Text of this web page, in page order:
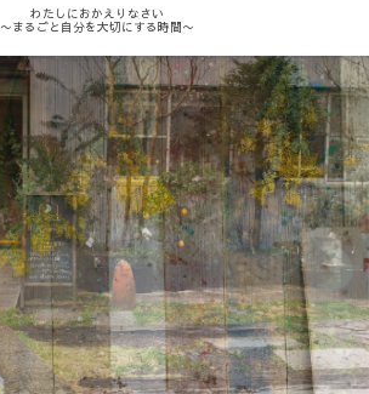
わたしにおかえりなさい
〜まるごと自分を大切にする時間〜